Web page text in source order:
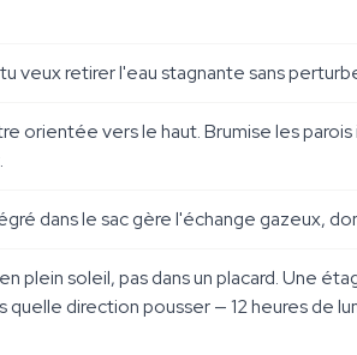
veux retirer l'eau stagnante sans
orientée vers le haut. Brumise les
dans le sac gère l'échange gazeux,
plein soleil, pas dans un placard. Une
direction pousser — 12 heures de